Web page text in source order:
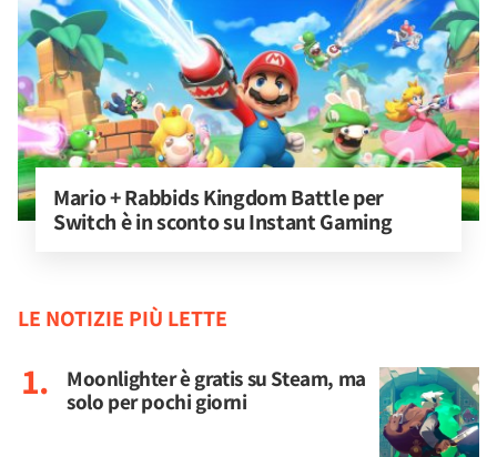
Mario + Rabbids Kingdom Battle per
Switch è in sconto su Instant Gaming
LE NOTIZIE PIÙ LETTE
Moonlighter è gratis su Steam, ma
solo per pochi giorni